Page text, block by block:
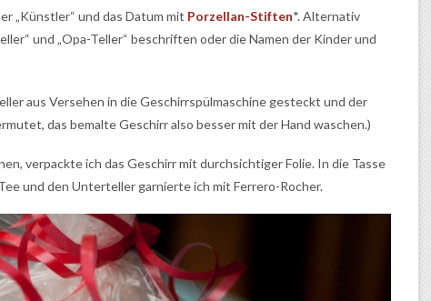
„Künstler“ und das Datum mit Porzellan-Stiften*. Alternativ
und „Opa-Teller“ beschriften oder die Namen der Kinder und
aus Versehen in die Geschirrspülmaschine gesteckt und der
das bemalte Geschirr also besser mit der Hand waschen.)
verpackte ich das Geschirr mit durchsichtiger Folie. In die Tasse
und den Unterteller garnierte ich mit Ferrero-Rocher.